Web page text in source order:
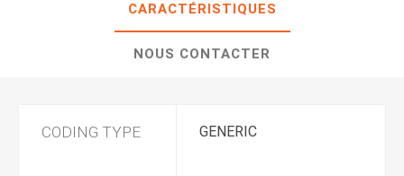
CARACTÉRISTIQUES
NOUS CONTACTER
CODING TYPE GENERIC